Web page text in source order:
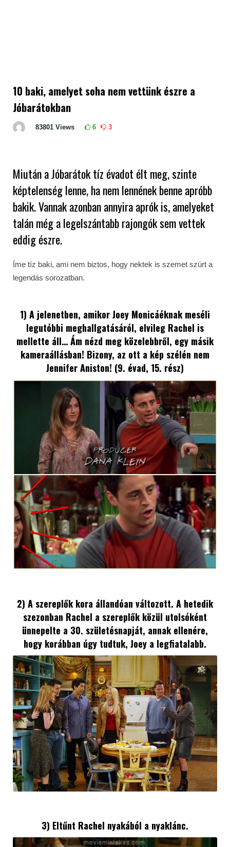
10 baki, amelyet soha nem vettünk észre a
Jóbarátokban
83801 Views 6 3
Miután a Jóbarátok tíz évadot élt meg, szinte
képtelenség lenne, ha nem lennének benne apróbb
bakik. Vannak azonban annyira aprók is, amelyeket
talán még a legelszántabb rajongók sem vettek
eddig észre.
Íme tíz baki, ami nem biztos, hogy nektek is szemet szúrt a
legendás sorozatban.
1) A jelenetben, amikor Joey Monicáéknak meséli
legutóbbi meghallgatásáról, elvileg Rachel is
mellette áll… Ám nézd meg közelebbről, egy másik
kameraállásban! Bizony, az ott a kép szélén nem
Jennifer Aniston! (9. évad, 15. rész)
2) A szereplők kora állandóan változott. A hetedik
szezonban Rachel a szereplők közül utolsóként
ünnepelte a 30. születésnapját, annak ellenére,
hogy korábban úgy tudtuk, Joey a legfiatalabb.
3) Eltűnt Rachel nyakából a nyaklánc.